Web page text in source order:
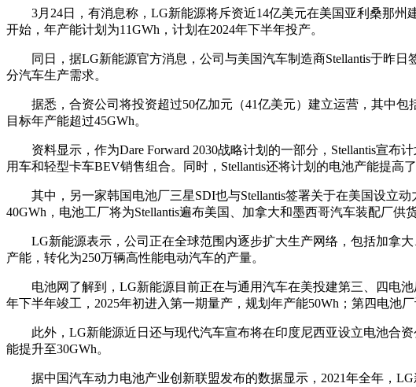
3月24日，有消息称，LG新能源将斥资近14亿美元在美国亚利桑那
开始，年产能计划为11GWh，计划在2024年下半年投产。
同日，据LG新能源官方消息，公司与美国汽车制造商Stellantis于昨
分汽车生产需求。
据悉，合资公司将投资超过50亿加元（41亿美元）建立运营，其中
目标年产能超过45GWh。
资料显示，作为Dare Forward 2030战略计划的一部分，Stellantis宣
用车和轻型卡车BEV销售组合。同时，Stellantis还将计划的电池产能提高
其中，另一家韩国电池厂三星SDI也与Stellantis签署关于在美国设立
40GWh，电池工厂将为Stellantis遍布美国、加拿大和墨西哥汽车装配厂供货
LG新能源表示，公司正在全球范围内逐步扩大生产网络，包括加拿
产能，转化为250万辆高性能电动汽车的产量。
电池网了解到，LG新能源目前正在与通用汽车在美投建第三、四电
年下半年竣工，2025年初进入第一期量产，规划年产能50Wh；第四电池
此外，LG新能源近日还与现代汽车宣布将在印度尼西亚设立电池合
能提升至30GWh。
据中国汽车动力电池产业创新联盟发布的数据显示，2021年全年，